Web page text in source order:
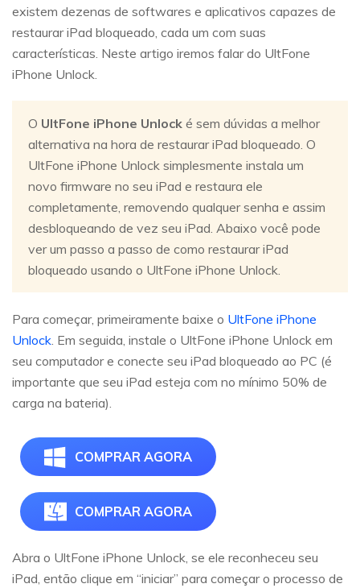
existem dezenas de softwares e aplicativos capazes de
restaurar iPad bloqueado, cada um com suas
características. Neste artigo iremos falar do UltFone
iPhone Unlock.
O UltFone iPhone Unlock é sem dúvidas a melhor
alternativa na hora de restaurar iPad bloqueado. O
UltFone iPhone Unlock simplesmente instala um
novo firmware no seu iPad e restaura ele
completamente, removendo qualquer senha e assim
desbloqueando de vez seu iPad. Abaixo você pode
ver um passo a passo de como restaurar iPad
bloqueado usando o UltFone iPhone Unlock.
Para começar, primeiramente baixe o UltFone iPhone
Unlock. Em seguida, instale o UltFone iPhone Unlock em
seu computador e conecte seu iPad bloqueado ao PC (é
importante que seu iPad esteja com no mínimo 50% de
carga na bateria).
COMPRAR AGORA
COMPRAR AGORA
Abra o UltFone iPhone Unlock, se ele reconheceu seu
iPad, então clique em “iniciar” para começar o processo de